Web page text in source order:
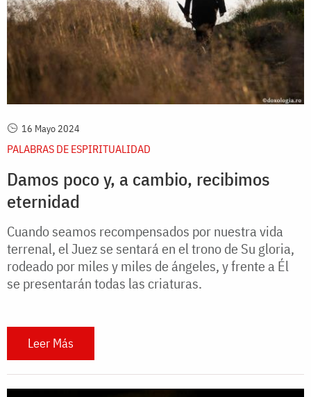
16 Mayo 2024
PALABRAS DE ESPIRITUALIDAD
Damos poco y, a cambio, recibimos
eternidad
Cuando seamos recompensados por nuestra vida
terrenal, el Juez se sentará en el trono de Su gloria,
rodeado por miles y miles de ángeles, y frente a Él
se presentarán todas las criaturas.
Leer Más